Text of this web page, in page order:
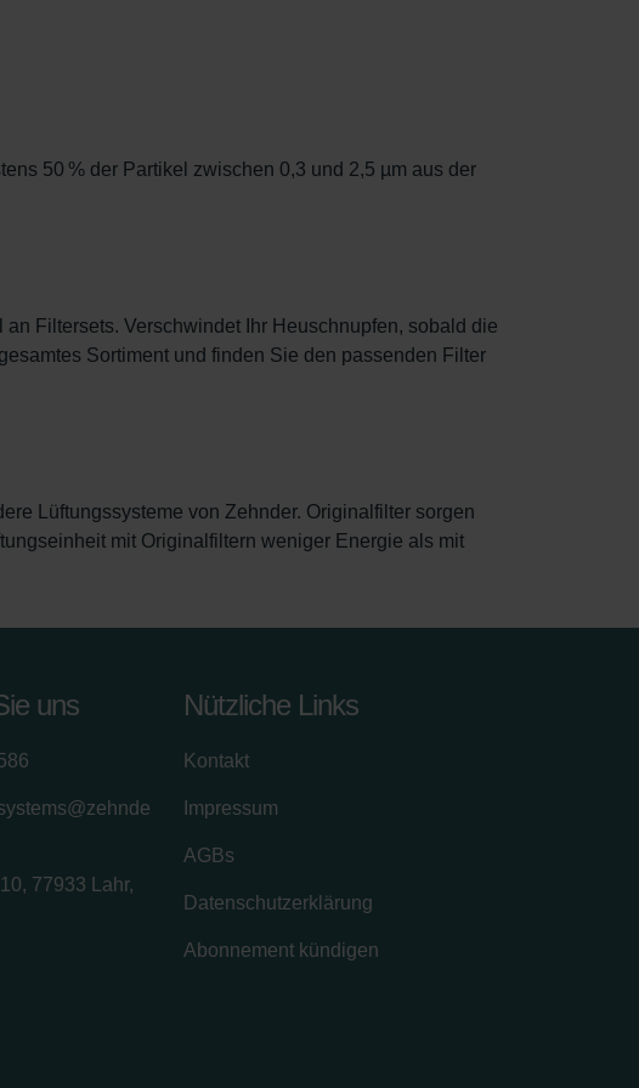
50 % der Partikel zwischen 0,3 und 2,5 µm aus der
Filtersets. Verschwindet Ihr Heuschnupfen, sobald die
Sortiment und finden Sie den passenden Filter
Lüftungssysteme von Zehnder. Originalfilter sorgen
mit Originalfiltern weniger Energie als mit
uns
77933 Lahr,
Nützliche Links
Kontakt
Impressum
AGBs
Datenschutzerklärung
Abonnement kündigen